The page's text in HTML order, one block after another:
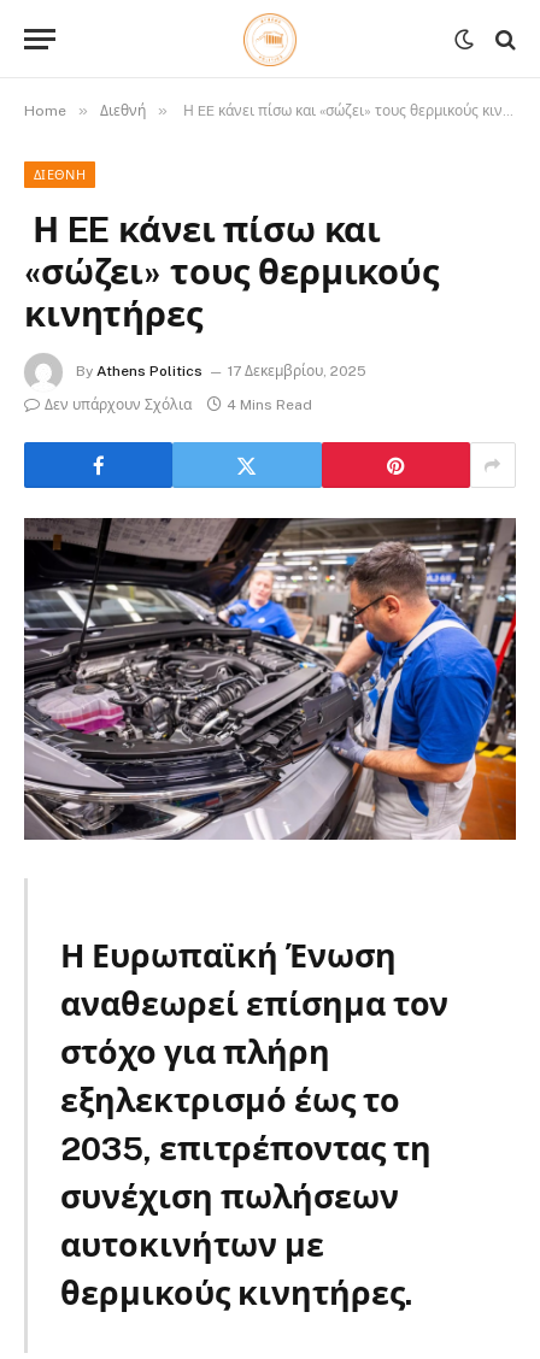
Home » Διεθνή » Η EE κάνει πίσω και «σώζει» τους θερμικούς κινητήρες
ΔΙΕΘΝΉ
Η EE κάνει πίσω και
«σώζει» τους θερμικούς
κινητήρες
By Athens Politics
17 Δεκεμβρίου, 2025
Δεν υπάρχουν Σχόλια
4 Mins Read
Η Ευρωπαϊκή Ένωση
αναθεωρεί επίσημα τον
στόχο για πλήρη
εξηλεκτρισμό έως το
2035, επιτρέποντας τη
συνέχιση πωλήσεων
αυτοκινήτων με
θερμικούς κινητήρες.